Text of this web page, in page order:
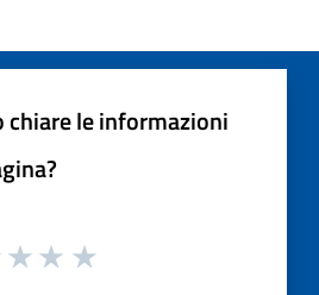
chiare le informazioni